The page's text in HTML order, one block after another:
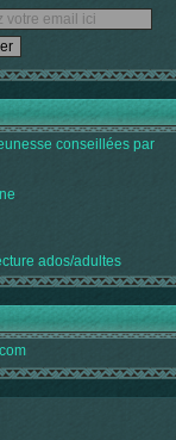
conseillées par
ados/adultes